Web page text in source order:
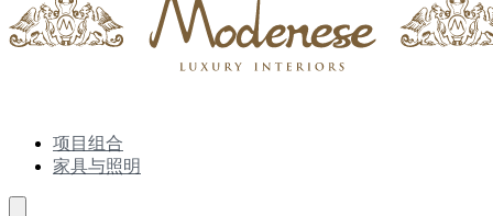
项目组合
家具与照明